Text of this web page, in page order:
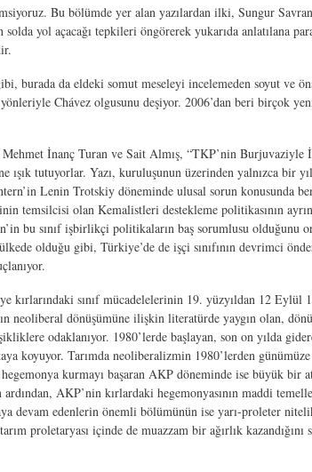
Bu bölümde yer alan yazılardan ilki, Sungur
yol açacağı tepkileri öngörerek yukarıda anlatılana
burada da eldeki somut meseleyi incelemeden soyut ve
Chávez olgusunu deşiyor. 2006’dan beri birçok
Mehmet İnanç Turan ve Sait Almış, “TKP’nin
tutuyorlar. Yazı, kuruluşunun üzerinden yalnızca bir
Lenin Trotskiy döneminde ulusal sorun konusunda
temsilcisi olan Kemalistleri destekleme politikasının
bu sınıf işbirlikçi politikaların baş sorumlusu olduğunu
olduğu gibi, Türkiye’de de işçi sınıfının devrimci
kırlarındaki sınıf mücadelelerinin 19. yüzyıldan 12
neoliberal dönüşümüne ilişkin literatürde yaygın olan,
odaklanıyor. 1980’lerde başlayan, son on yılda
koyuyor. Tarımda neoliberalizmin 1980’lerden
kurmayı başaran AKP döneminde ise büyük bir
AKP’nin kırlardaki hegemonyasının maddi
devam edenlerin önemli bölümünün ise yarı-proleter
proletaryası içinde de muazzam bir ağırlık